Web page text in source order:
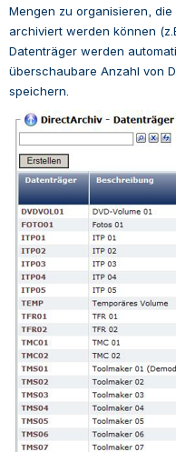
Mengen zu organisieren,
archiviert werden können
Datenträger werden
überschaubare Anzahl von
speichern.